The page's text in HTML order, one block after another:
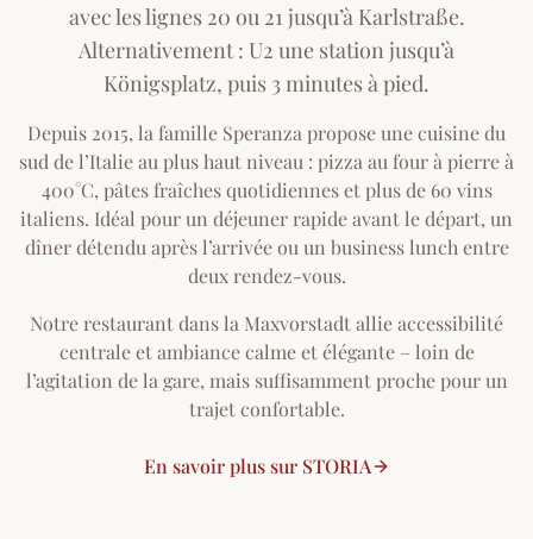
avec les lignes 20 ou 21 jusqu’à Karlstraße.
Alternativement : U2 une station jusqu’à
Königsplatz, puis 3 minutes à pied.
Depuis 2015, la famille Speranza propose une cuisine du
sud de l’Italie au plus haut niveau : pizza au four à pierre à
400°C, pâtes fraîches quotidiennes et plus de 60 vins
italiens. Idéal pour un déjeuner rapide avant le départ, un
dîner détendu après l’arrivée ou un business lunch entre
deux rendez-vous.
Notre restaurant dans la Maxvorstadt allie accessibilité
centrale et ambiance calme et élégante – loin de
l’agitation de la gare, mais suffisamment proche pour un
trajet confortable.
En savoir plus sur STORIA